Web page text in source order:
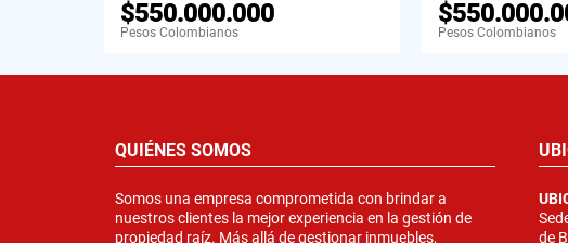
$550.000.000
Pesos Colombianos Pesos Colombianos
QUIÉNES SOMOS
Somos una empresa comprometida con brindar a
nuestros clientes la mejor experiencia en la gestión de
propiedad raíz. Más allá de gestionar inmuebles,
de